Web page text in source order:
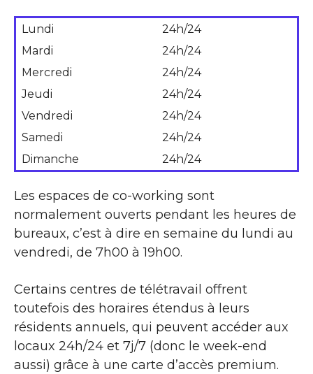
Lundi
24h/24
Mardi
24h/24
Mercredi
24h/24
Jeudi
24h/24
Vendredi
24h/24
Samedi
24h/24
Dimanche
24h/24
Les espaces de co-working sont
normalement ouverts pendant les heures de
bureaux, c’est à dire en semaine du lundi au
vendredi, de 7h00 à 19h00.
Certains centres de télétravail offrent
toutefois des horaires étendus à leurs
résidents annuels, qui peuvent accéder aux
locaux 24h/24 et 7j/7 (donc le week-end
aussi) grâce à une carte d’accès premium.